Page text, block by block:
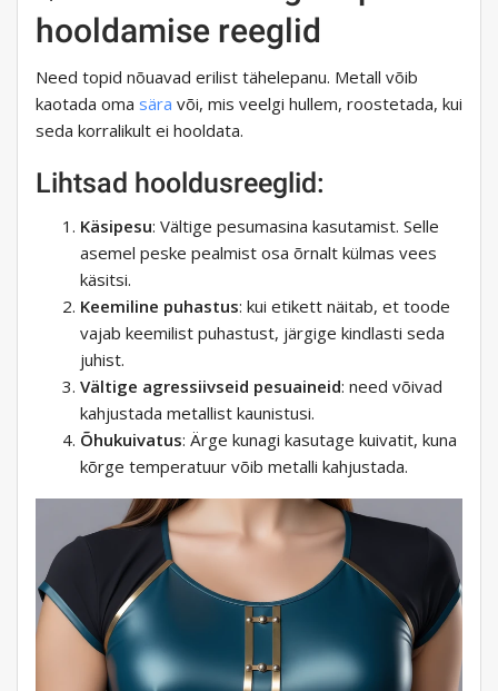
hooldamise reeglid
Need topid nõuavad erilist tähelepanu. Metall võib
kaotada oma sära või, mis veelgi hullem, roostetada, kui
seda korralikult ei hooldata.
Lihtsad hooldusreeglid:
Käsipesu: Vältige pesumasina kasutamist. Selle
asemel peske pealmist osa õrnalt külmas vees
käsitsi.
Keemiline puhastus: kui etikett näitab, et toode
vajab keemilist puhastust, järgige kindlasti seda
juhist.
Vältige agressiivseid pesuaineid: need võivad
kahjustada metallist kaunistusi.
Õhukuivatus: Ärge kunagi kasutage kuivatit, kuna
kõrge temperatuur võib metalli kahjustada.